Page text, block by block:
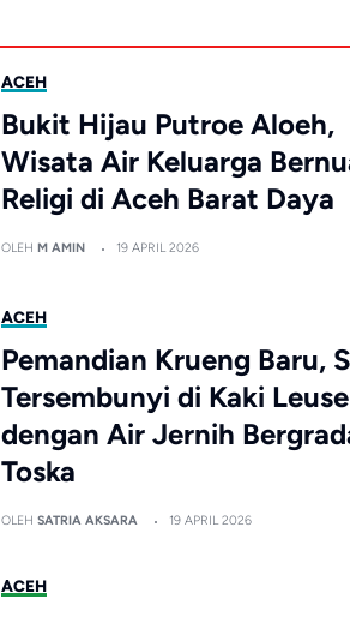
ACEH
Bukit Hijau Putroe Aloeh,
Wisata Air Keluarga
Religi di Aceh Barat Daya
OLEH M AMIN 19 APRIL 2026
ACEH
Pemandian Krueng Baru,
Tersembunyi di Kaki
dengan Air Jernih
Toska
OLEHSATRIA AKSARA 19 APRIL 2026
ACEH